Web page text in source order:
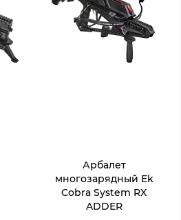
Арбалет
многозарядный Ek
Cobra System RX
ADDER